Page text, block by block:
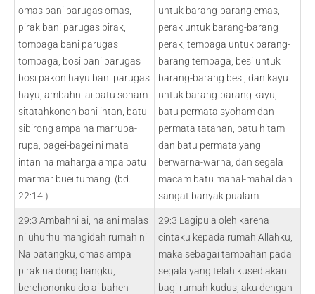
omas bani parugas omas,
pirak bani parugas pirak,
tombaga bani parugas
tombaga, bosi bani parugas
bosi pakon hayu bani parugas
hayu, ambahni ai batu soham
sitatahkonon bani intan, batu
sibirong ampa na marrupa-
rupa, bagei-bagei ni mata
intan na maharga ampa batu
marmar buei tumang. (bd.
22:14.)
untuk barang-barang emas,
perak untuk barang-barang
perak, tembaga untuk barang-
barang tembaga, besi untuk
barang-barang besi, dan kayu
untuk barang-barang kayu,
batu permata syoham dan
permata tatahan, batu hitam
dan batu permata yang
berwarna-warna, dan segala
macam batu mahal-mahal dan
sangat banyak pualam.
29:3 Ambahni ai, halani malas
ni uhurhu mangidah rumah ni
Naibatangku, omas ampa
pirak na dong bangku,
berehononku do ai bahen
29:3 Lagipula oleh karena
cintaku kepada rumah Allahku,
maka sebagai tambahan pada
segala yang telah kusediakan
bagi rumah kudus, aku dengan